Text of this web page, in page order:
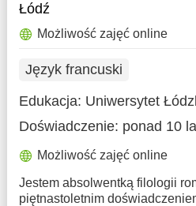
Łódź
Możliwość zajęć online
Język francuski
Edukacja: Uniwersytet
Doświadczenie: ponad 10
Możliwość zajęć online
Jestem absolwentką filologii
piętnastoletnim